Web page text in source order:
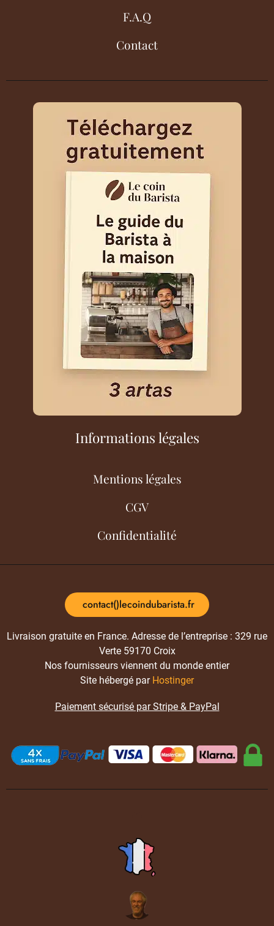
F.A.Q
Contact
Informations légales
Mentions légales
CGV
Confidentialité
contact()lecoindubarista.fr
Livraison gratuite en France. Adresse de l’entreprise : 329 rue
Verte 59170 Croix
Nos fournisseurs viennent du monde entier
Site hébergé par Hostinger
Paiement sécurisé par Stripe & PayPal